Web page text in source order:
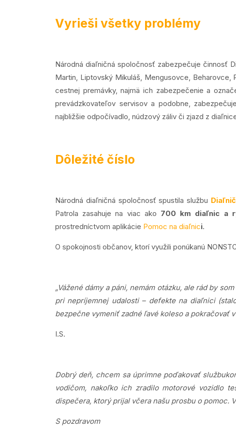
Vyrieši všetky problémy
Národná diaľničná spoločnosť zabezpečuje činnosť
Martin, Liptovský Mikuláš, Mengusovce, Beharovce,
cestnej premávky, najmä ich zabezpečenie a
prevádzkovateľov servisov a podobne,
najbližšie odpočívadlo, núdzový záliv či zjazd z
Dôležité číslo
Národná diaľničná spoločnosť spustila službu
Patrola zasahuje na viac ako 700 km diaľnic a
prostredníctvom aplikácie Pomoc na diaľnici.
O spokojnosti občanov, ktorí využili ponúkanú
„Vážené dámy a páni, nemám otázku, ale rád by
pri nepríjemnej udalosti – defekte na diaľnici
bezpečne vymeniť zadné ľavé koleso a pokračovať
I.S.
Dobrý deň, chcem sa úprimne poďakovať
vodičom, nakoľko ich zradilo motorové vozidlo
dispečera, ktorý prijal včera našu prosbu o pomoc.
S pozdravom